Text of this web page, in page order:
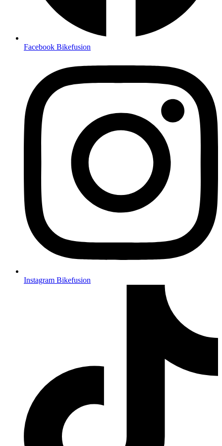
Facebook Bikefusion
Instagram Bikefusion